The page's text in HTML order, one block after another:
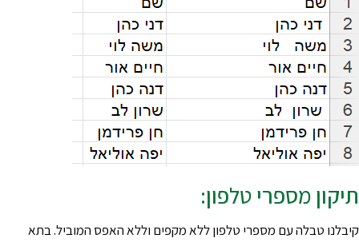
מספרי טלפון:
טבלה עם מספרי טלפון ללא מקפים וללא האפס המוביל. בתא